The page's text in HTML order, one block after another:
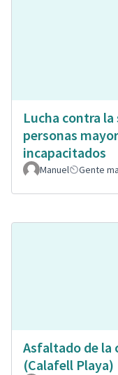
Lucha contra la
personas
incapacitados
Manuel Gente
Asfaltado de la
(Calafell Playa)